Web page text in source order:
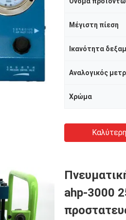
Μέγιστη πίεση
Αναλογικός
Χρώμα
ahp-3000